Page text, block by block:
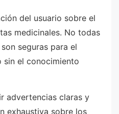
del usuario sobre el
medicinales. No todas
seguras para el
el conocimiento
advertencias claras y
exhaustiva sobre los